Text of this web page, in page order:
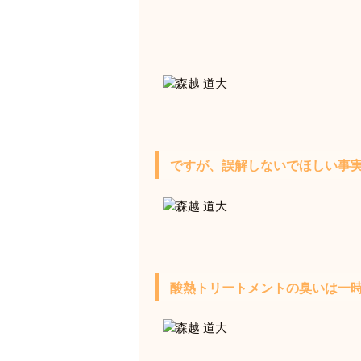
ですが、誤解しないでほしい事
酸熱トリートメントの臭いは一